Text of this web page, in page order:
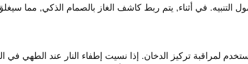
التنبيه. في أثناء, يتم ربط كاشف الغاز بالصمام الذكي, مما
لمراقبة تركيز الدخان. إذا نسيت إطفاء النار عند الطهي في